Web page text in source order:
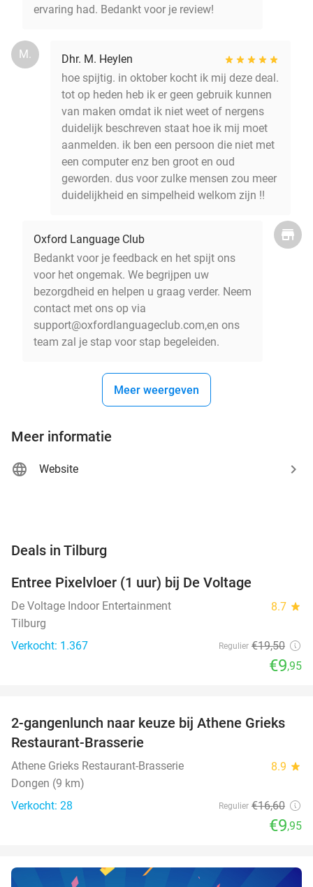
ervaring had. Bedankt voor je review!
M.
Dhr. M. Heylen
hoe spijtig. in oktober kocht ik mij deze deal.
tot op heden heb ik er geen gebruik kunnen
van maken omdat ik niet weet of nergens
duidelijk beschreven staat hoe ik mij moet
aanmelden. ik ben een persoon die niet met
een computer enz ben groot en oud
geworden. dus voor zulke mensen zou meer
duidelijkheid en simpelheid welkom zijn !!
Oxford Language Club
Bedankt voor je feedback en het spijt ons
voor het ongemak. We begrijpen uw
bezorgdheid en helpen u graag verder. Neem
contact met ons op via
support@oxfordlanguageclub.com,en ons
team zal je stap voor stap begeleiden.
Meer weergeven
Meer informatie
Website
Deals in Tilburg
Entree Pixelvloer (1 uur) bij De Voltage
De Voltage Indoor Entertainment 8.7 star
Tilburg
Verkocht: 1.367
Regulier €19,50
€9,95
40%
NEW
TODAY
2-gangenlunch naar keuze bij Athene Grieks
Restaurant-Brasserie
Athene Grieks Restaurant-Brasserie 8.9 star
Dongen (9 km)
Verkocht: 28
Regulier €16,60
€9,95